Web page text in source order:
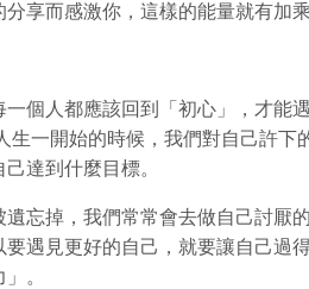
享而感激你，這樣的能量就有加乘
個人都應該回到「初心」，才能
生一開始的時候，我們對自己許下
達到什麼目標。
忘掉，我們常常會去做自己討厭
遇見更好的自己，就要讓自己過
。